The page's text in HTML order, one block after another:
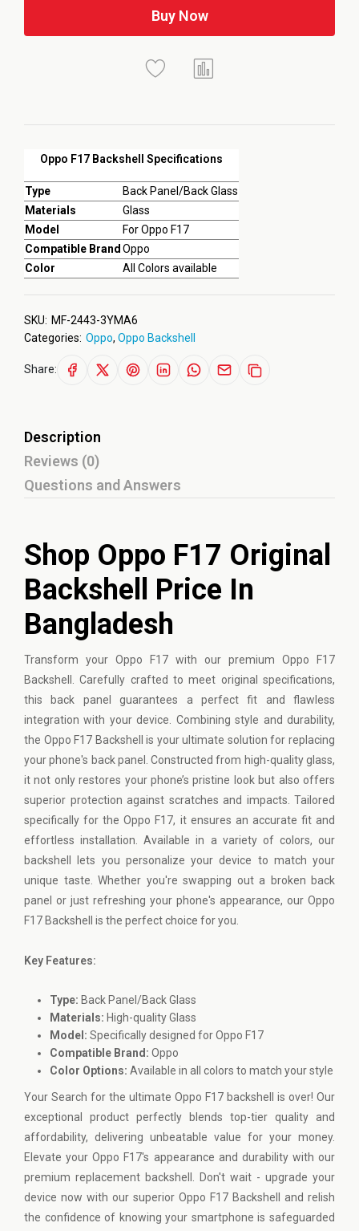
Oppo F17 Backshell Specifications
Type
Back Panel/Back Glass
Materials
Glass
Model
For Oppo F17
Compatible Brand Oppo
Color
All Colors available
Buy Now
SKU: MF-2443-3YMA6
Categories: Oppo, Oppo Backshell
Share:
Description
Reviews (0)
Questions and Answers
Shop Oppo F17 Original
Backshell Price In
Bangladesh
Transform your Oppo F17 with our premium Oppo F17
Backshell. Carefully crafted to meet original specifications,
this back panel guarantees a perfect fit and flawless
integration with your device. Combining style and durability,
the Oppo F17 Backshell is your ultimate solution for replacing
your phone's back panel. Constructed from high-quality glass,
it not only restores your phone’s pristine look but also offers
superior protection against scratches and impacts. Tailored
specifically for the Oppo F17, it ensures an accurate fit and
effortless installation. Available in a variety of colors, our
backshell lets you personalize your device to match your
unique taste. Whether you're swapping out a broken back
panel or just refreshing your phone's appearance, our Oppo
F17 Backshell is the perfect choice for you.
Key Features:
Type: Back Panel/Back Glass
Materials: High-quality Glass
Model: Specifically designed for Oppo F17
Compatible Brand: Oppo
Color Options: Available in all colors to match your style
Your Search for the ultimate Oppo F17 backshell is over! Our
exceptional product perfectly blends top-tier quality and
affordability, delivering unbeatable value for your money.
Elevate your Oppo F17's appearance and durability with our
premium replacement backshell. Don't wait - upgrade your
device now with our superior Oppo F17 Backshell and relish
the confidence of knowing your smartphone is safeguarded